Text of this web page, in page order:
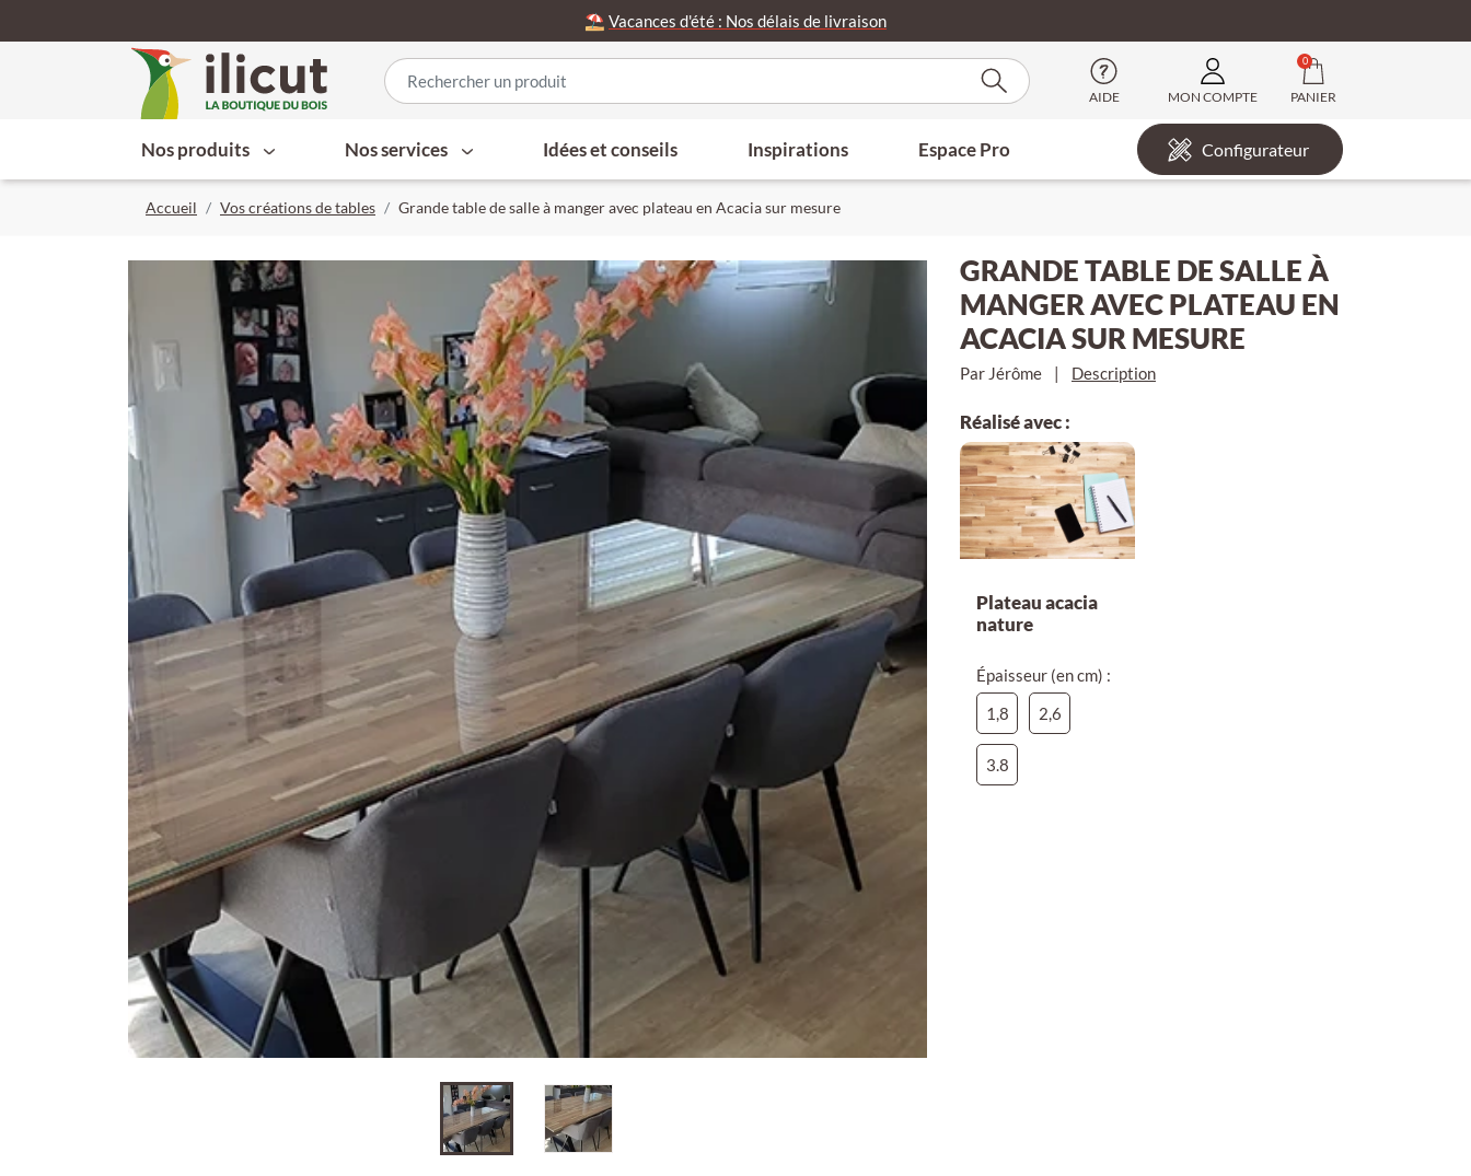
⛱️ Vacances d'été : Nos délais de livraison
AIDE MON COMPTE
0
PANIER
Nos produits Nos services Idées et conseils Inspirations Espace Pro Configurateur
Accueil Vos créations de tables Grande table de salle à manger avec plateau en Acacia sur mesure
GRANDE TABLE DE SALLE À
MANGER AVEC PLATEAU EN
ACACIA SUR MESURE
Par Jérôme Description
Réalisé avec :
Plateau acacia
nature
Épaisseur (en cm) :
1,8
2,6
3.8